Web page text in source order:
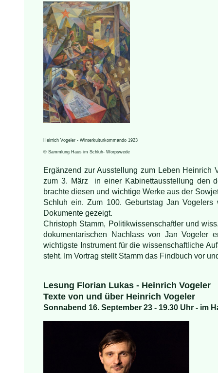
Heirrich Vogeler - Winterkulturkommando 1923
© Sammlung Haus im Schluh- Worpswede
Ergänzend zur Ausstellung zum Leben
zum 3. März in einer Kabinettausstellung den
brachte diesen und wichtige Werke aus der
Schluh ein. Zum 100. Geburtstag Jan
Dokumente gezeigt.
Christoph Stamm, Politikwissenschaftler und
dokumentarischen Nachlass von Jan Vogeler
wichtigste Instrument für die wissenschaftliche
steht. Im Vortrag stellt Stamm das Findbuch vor
Lesung Florian Lukas - Heinrich Vogeler
Texte von und über Heinrich Vogeler
Sonnabend 16. September 23 - 19.30 Uhr - im